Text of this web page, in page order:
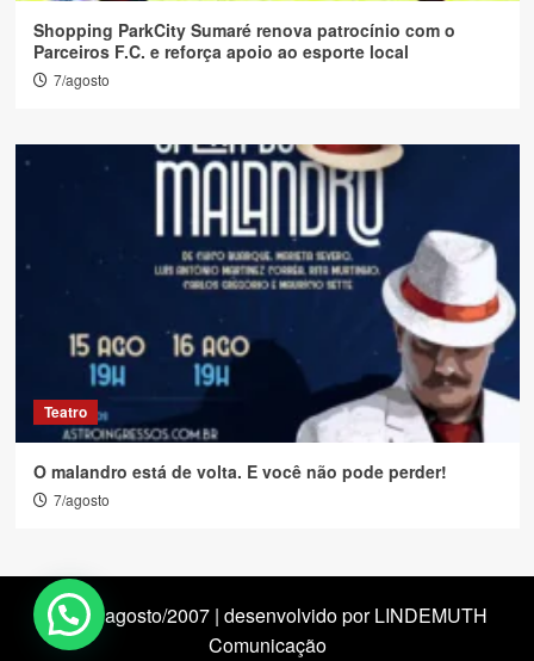
Shopping ParkCity Sumaré renova patrocínio com o
Parceiros F.C. e reforça apoio ao esporte local
7/agosto
Teatro
O malandro está de volta. E você não pode perder!
7/agosto
desde agosto/2007 | desenvolvido por LINDEMUTH
Comunicação